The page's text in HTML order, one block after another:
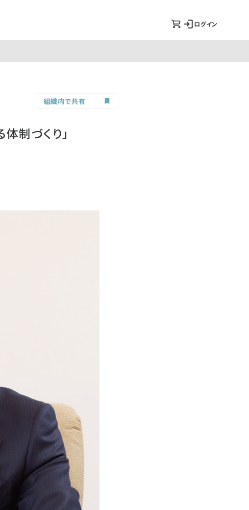
ログイン
組織内で共有
制づくり」